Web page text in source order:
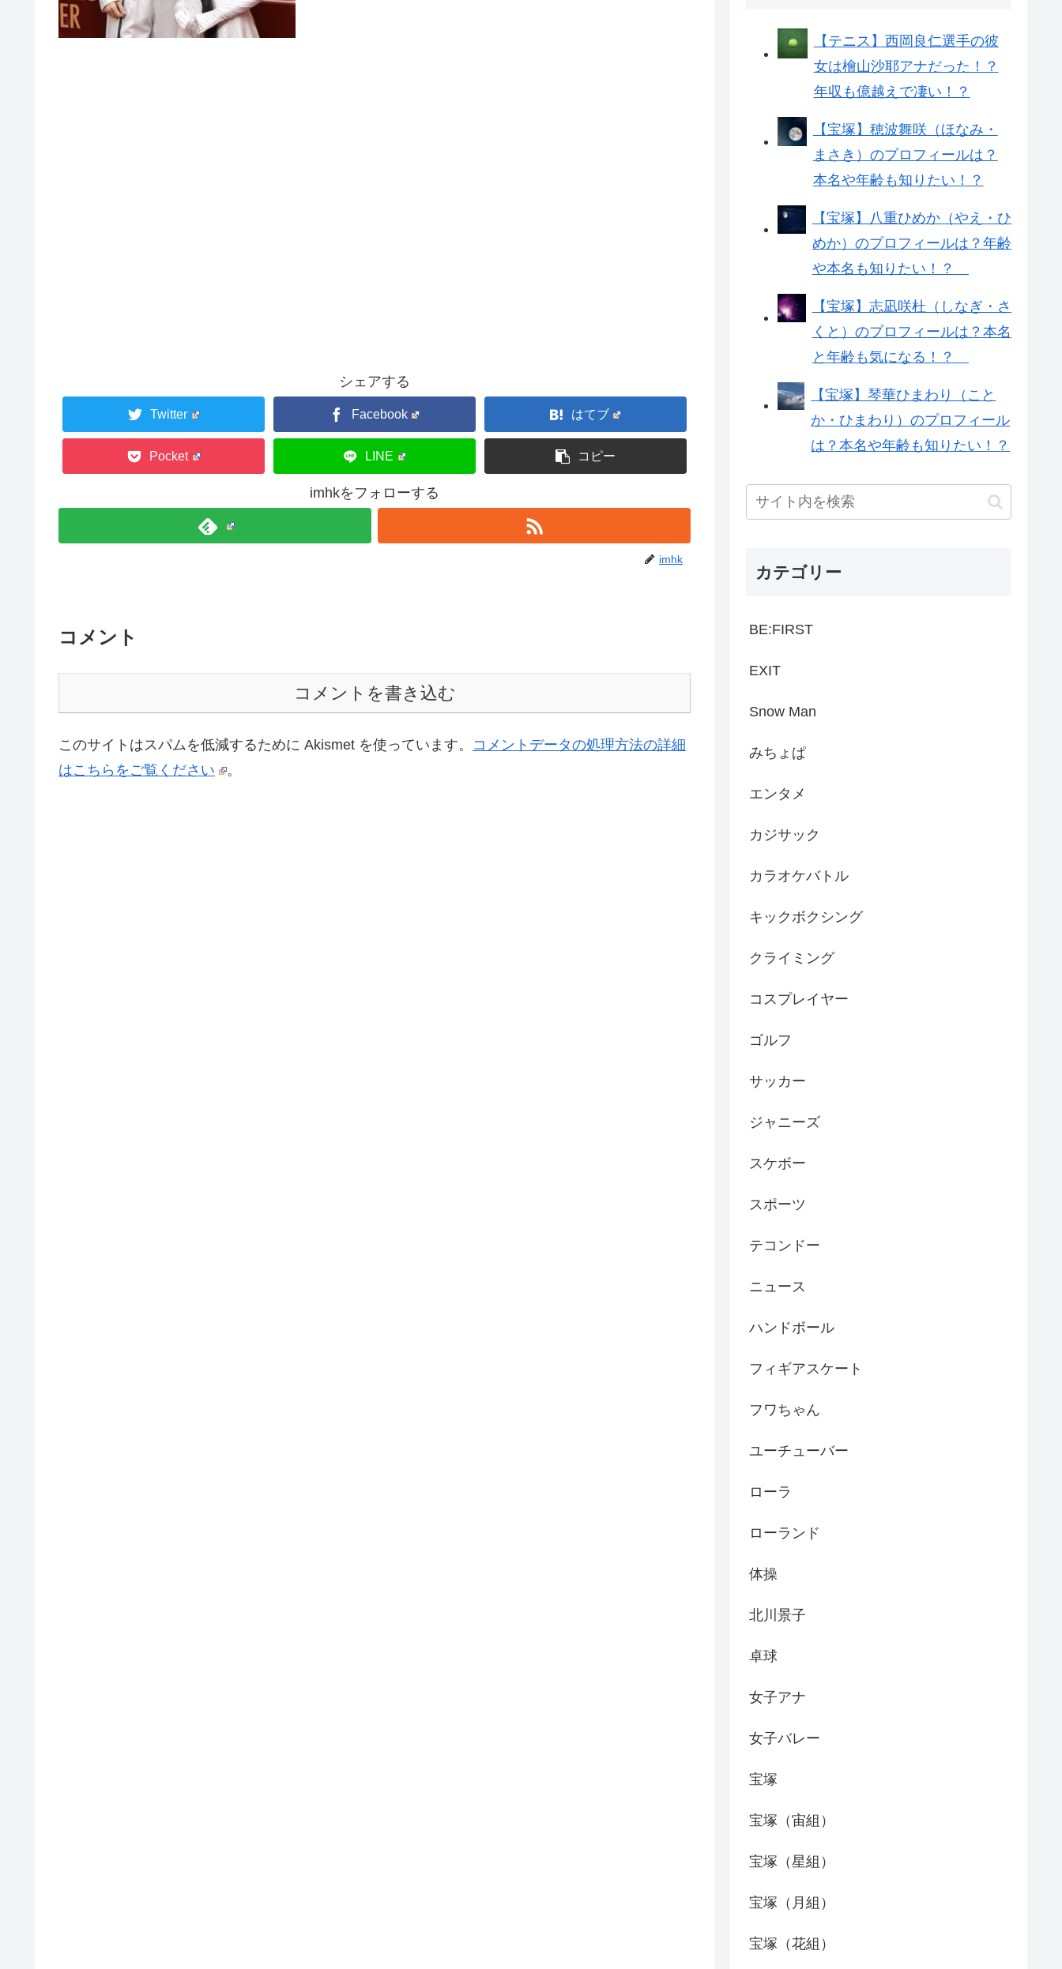
シェアする
Twitter Facebook はてブ
Pocket LINE コピー
imhkをフォローする
imhk
コメント
コメントを書き込む
このサイトはスパムを低減するために Akismet を使っています。 コメントデータの処理方法の詳細
はこちらをご覧ください
。
【テニス】西岡良仁選手の彼
女は檜山沙耶アナだった！？
年収も億越えで凄い！？
【宝塚】穂波舞咲（ほなみ・
まさき）のプロフィールは？
本名や年齢も知りたい！？
【宝塚】八重ひめか（やえ・ひ
めか）のプロフィールは？年齢
や本名も知りたい！？
【宝塚】志凪咲杜（しなぎ・さ
くと）のプロフィールは？本名
と年齢も気になる！？
【宝塚】琴華ひまわり（こと
か・ひまわり）のプロフィール
は？本名や年齢も知りたい！？
カテゴリー
BE:FIRST
EXIT
Snow Man
みちょぱ
エンタメ
カジサック
カラオケバトル
キックボクシング
クライミング
コスプレイヤー
ゴルフ
サッカー
ジャニーズ
スケボー
スポーツ
テコンドー
ニュース
ハンドボール
フィギアスケート
フワちゃん
ユーチューバー
ローラ
ローランド
体操
北川景子
卓球
女子アナ
女子バレー
宝塚
宝塚（宙組）
宝塚（星組）
宝塚（月組）
宝塚（花組）